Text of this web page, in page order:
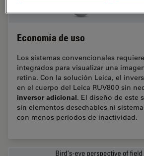
Economía de uso
Los sistemas convencionales
integrados para visualizar una
retina. Con la solución Leica, el
en el cuerpo del Leica RUV800 sin
inversor adicional. El diseño de este
sin elementos desechables ni
con menos períodos de inactividad.